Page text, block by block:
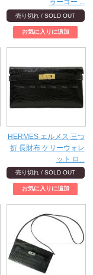
ゥーゴー ...
売り切れ / SOLD OUT
HERMES エルメス 三つ
折 長財布 ケリーウォレ
ット ロ...
売り切れ / SOLD OUT